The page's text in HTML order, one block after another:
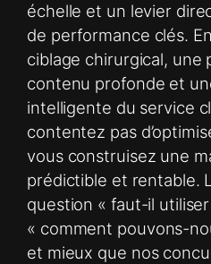
échelle et un levier
de performance clés.
ciblage chirurgical, une
contenu profonde et
intelligente du service
contentez pas
vous construisez une
prédictible et rentable.
question « faut-il utiliser
« comment pouvons-
et mieux que nos